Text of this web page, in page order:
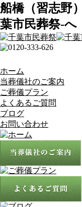
船橋（習志野
葉市民葬祭-へ
ホーム
当葬儀社のご案内
ご葬儀プラン
よくあるご質問
ブログ
お問い合わせ